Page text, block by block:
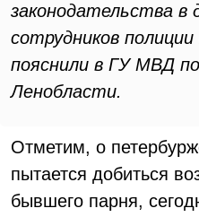
законодательства в
сотрудников
пояснили в ГУ МВД
Ленобласти.
Отметим, о
пытается добиться
бывшего парня,